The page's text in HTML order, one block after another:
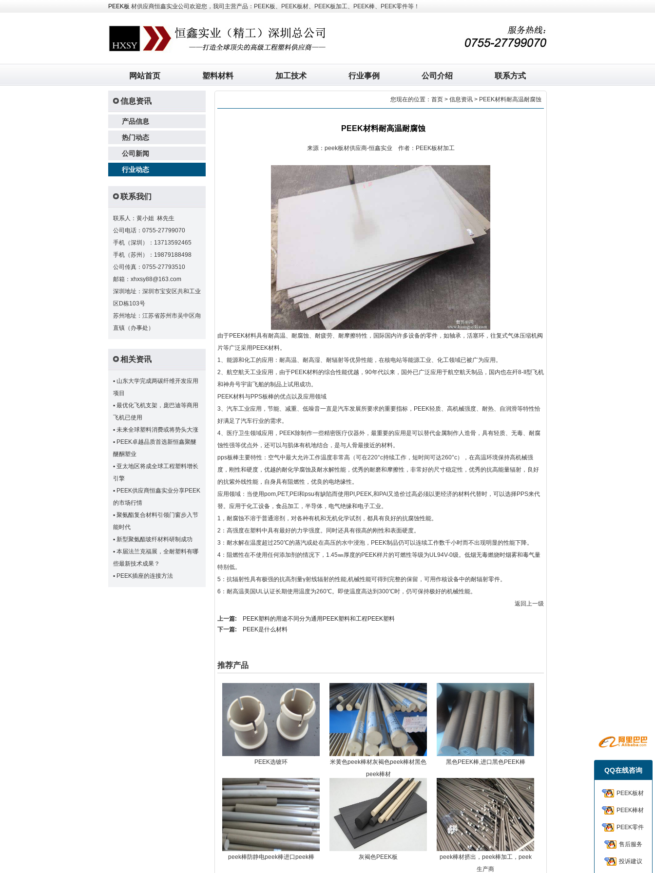
PEEK板 材供应商恒鑫实业公司欢迎您，我司主营产品：PEEK板、PEEK板材、PEEK板加工、PEEK棒、PEEK零件等！
网站首页 塑料材料 加工技术 行业事例 公司介绍 联系方式
信息资讯
产品信息
热门动态
公司新闻
行业动态
联系我们
联系人：黄小姐 林先生
公司电话：0755-27799070
手机（深圳）：13713592465
手机（苏州）：19879188498
公司传真：0755-27793510
邮箱：xhxsy88@163.com
深圳地址：深圳市宝安区共和工业
区D栋103号
苏州地址：江苏省苏州市吴中区甪
直镇（办事处）
相关资讯
▪ 山东大学完成两碳纤维开发应用
项目
▪ 最优化飞机支架，庞巴迪等商用
飞机已使用
▪ 未来全球塑料消费或将势头大涨
▪ PEEK卓越品质首选新恒鑫聚醚
醚酮塑业
▪ 亚太地区将成全球工程塑料增长
引擎
▪ PEEK供应商恒鑫实业分享PEEK
的市场行情
▪ 聚氨酯复合材料引领门窗步入节
能时代
▪ 新型聚氨酯玻纤材料研制成功
▪ 本届法兰克福展，全耐塑料有哪
些最新技术成果？
▪ PEEK插座的连接方法
您现在的位置： 首页 > 信息资讯 > PEEK材料耐高温耐腐蚀
PEEK材料耐高温耐腐蚀
来源：peek板材供应商-恒鑫实业 作者：PEEK板材加工
由于PEEK材料具有耐高温、耐腐蚀、耐疲劳、耐摩擦特性，国际国内许多设备的零件，如轴承，活塞环，往复式气体压缩机阀
片等广泛采用PEEK材料。
1、能源和化工的应用：耐高温、耐高湿、耐辐射等优异性能，在核电站等能源工业、化工领域已被广为应用。
2、航空航天工业应用，由于PEEK材料的综合性能优越，90年代以来，国外已广泛应用于航空航天制品，国内也在歼8-II型飞机
和神舟号宇宙飞船的制品上试用成功。
PEEK材料与PPS板棒的优点以及应用领域
3、汽车工业应用，节能、减重、低噪音一直是汽车发展所要求的重要指标，PEEK轻质、高机械强度、耐热、自润滑等特性恰
好满足了汽车行业的需求。
4、医疗卫生领域应用，PEEK除制作一些精密医疗仪器外，最重要的应用是可以替代金属制作人造骨，具有轻质、无毒、耐腐
蚀性强等优点外，还可以与肌体有机地结合，是与人骨最接近的材料。
pps板棒主要特性：空气中最大允许工作温度非常高（可在220°c持续工作，短时间可达260°c），在高温环境保持高机械强
度，刚性和硬度，优越的耐化学腐蚀及耐水解性能，优秀的耐磨和摩擦性，非常好的尺寸稳定性，优秀的抗高能量辐射，良好
的抗紫外线性能，自身具有阻燃性，优良的电绝缘性。
应用领域：当使用pom,PET,PEI和psu有缺陷而使用PI,PEEK,和PAI又造价过高必须以更经济的材料代替时，可以选择PPS来代
替。应用于化工设备，食品加工，半导体，电气绝缘和电子工业。
1，耐腐蚀不溶于普通溶剂，对各种有机和无机化学试剂，都具有良好的抗腐蚀性能。
2：高强度在塑料中具有最好的力学强度。同时还具有很高的刚性和表面硬度。
3：耐水解在温度超过250℃的蒸汽或处在高压的水中浸泡，PEEK制品仍可以连续工作数千小时而不出现明显的性能下降。
4：阻燃性在不使用任何添加剂的情况下，1.45㎜厚度的PEEK样片的可燃性等级为UL94V-0级。低烟无毒燃烧时烟雾和毒气量
特别低。
5：抗辐射性具有极强的抗高剂量γ射线辐射的性能,机械性能可得到完整的保留，可用作核设备中的耐辐射零件。
6：耐高温美国UL认证长期使用温度为260℃。即使温度高达到300℃时，仍可保持极好的机械性能。
返回上一级
上一篇: PEEK塑料的用途不同分为通用PEEK塑料和工程PEEK塑料
下一篇: PEEK是什么材料
推荐产品
PEEK选镀环
米黄色peek棒材灰褐色peek棒材黑色
peek棒材
黑色PEEK棒,进口黑色PEEK棒
peek棒防静电peek棒进口peek棒 灰褐色PEEK板
peek棒材挤出，peek棒加工，peek
生产商
QQ在线咨询
PEEK板材
PEEK棒材
PEEK零件
售后服务
投诉建议